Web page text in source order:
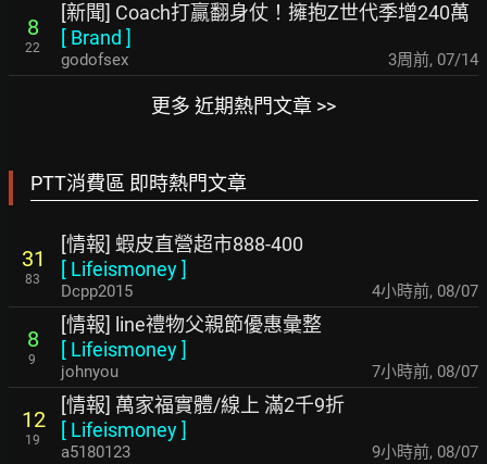
8
22
[新聞] Coach打贏翻身仗！擁抱Z世代季增240萬
[ Brand ]
godofsex 3周前, 07/14
更多 近期熱門文章 >>
PTT消費區 即時熱門文章
31
83
[情報] 蝦皮直營超市888-400
[ Lifeismoney]
Dcpp2015 4小時前, 08/07
8
9
[情報] line禮物父親節優惠彙整
[ Lifeismoney]
johnyou 7小時前, 08/07
12
19
[情報] 萬家福實體/線上 滿2千9折
[ Lifeismoney]
a5180123 9小時前, 08/07